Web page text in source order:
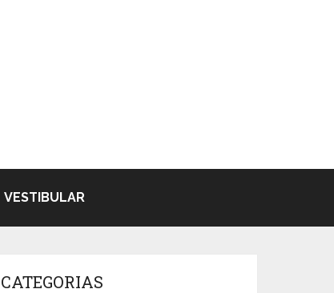
VESTIBULAR
CATEGORIAS